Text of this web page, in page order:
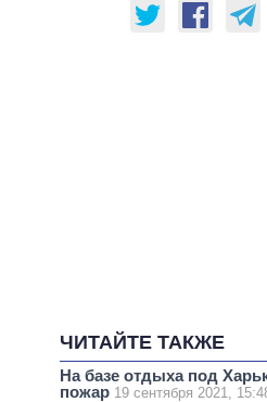
ЧИТАЙТЕ ТАКЖЕ
На базе отдыха под
пожар 19 сентября 2021,